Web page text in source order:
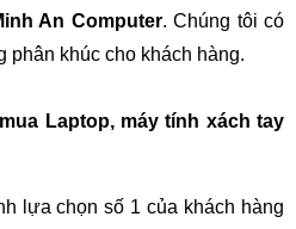
An Computer. Chúng tôi có
phân khúc cho khách hàng.
Laptop, máy tính xách tay
lựa chọn số 1 của khách hàng